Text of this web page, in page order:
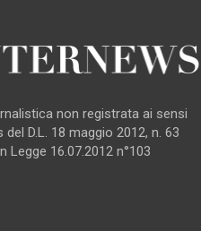
non registrata ai sensi
del D.L. 18 maggio 2012, n. 63
Legge 16.07.2012 n°103